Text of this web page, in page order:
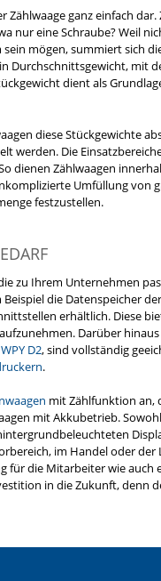
ganz einfach
nur eine Schraube? Weil
mögen, summiert sich
Durchschnittsgewicht, mit
dient als
diese Stückgewichte
werden. Die
dienen Zählwaagen
Umfüllung
festzustellen.
zu Ihrem Unternehmen
die Datenspeicher
erhältlich. Diese
Darüber
D2, sind vollständig
.
mit Zählfunktion an,
mit Akkubetrieb.
im Handel oder
für die Mitarbeiter wie
in die Zukunft, denn